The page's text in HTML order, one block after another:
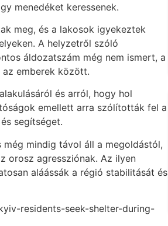
menedéket keressenek.
meg, és a lakosok igyekeztek
A helyzetről szóló
áldozatszám még nem ismert, a
emberek között.
és arról, hogy hol
emellett arra szólították fel a
segítséget.
mindig távol áll a megoldástól,
orosz agressziónak. Az ilyen
aláássák a régió stabilitását és
residents-seek-shelter-during-